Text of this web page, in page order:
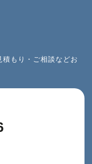
もり・ご相談などお